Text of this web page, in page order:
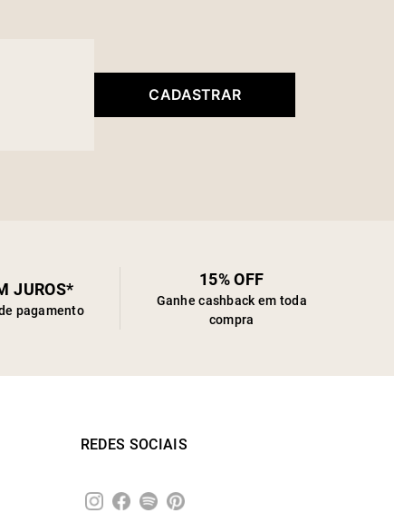
CADASTRAR
JUROS*
pagamento
15% OFF
Ganhe cashback em toda
compra
REDES SOCIAIS